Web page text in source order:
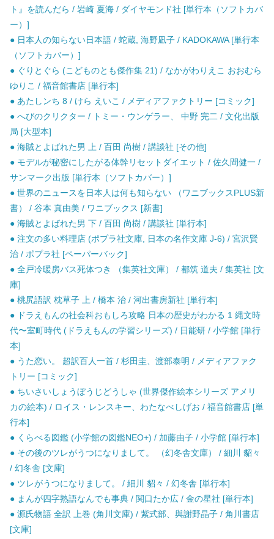
ト』を読んだら / 岩崎 夏海 / ダイヤモンド社 [単行本（ソフトカバ
ー）]
● 日本人の知らない日本語 / 蛇蔵, 海野凪子 / KADOKAWA [単行本
（ソフトカバー）]
● ぐりとぐら (こどものとも傑作集 21) / なかがわりえこ おおむら
ゆりこ / 福音館書店 [単行本]
● あたしンち 8 / けら えいこ / メディアファクトリー [コミック]
● へびのクリクター / トミー・ウンゲラー、 中野 完二 / 文化出版
局 [大型本]
● 海賊とよばれた男 上 / 百田 尚樹 / 講談社 [その他]
● モデルが秘密にしたがる体幹リセットダイエット / 佐久間健一 /
サンマーク出版 [単行本（ソフトカバー）]
● 世界のニュースを日本人は何も知らない （ワニブックスPLUS新
書） / 谷本 真由美 / ワニブックス [新書]
● 海賊とよばれた男 下 / 百田 尚樹 / 講談社 [単行本]
● 注文の多い料理店 (ポプラ社文庫, 日本の名作文庫 J-6) / 宮沢賢
治 / ポプラ社 [ペーパーバック]
● 全戸冷暖房バス死体つき （集英社文庫） / 都筑 道夫 / 集英社 [文
庫]
● 桃尻語訳 枕草子 上 / 橋本 治 / 河出書房新社 [単行本]
● ドラえもんの社会科おもしろ攻略 日本の歴史がわかる 1 縄文時
代〜室町時代 (ドラえもんの学習シリーズ) / 日能研 / 小学館 [単行
本]
● うた恋い。 超訳百人一首 / 杉田圭、渡部泰明 / メディアファク
トリー [コミック]
● ちいさいしょうぼうじどうしゃ (世界傑作絵本シリーズ アメリ
カの絵本) / ロイス・レンスキー、わたなべしげお / 福音館書店 [単
行本]
● くらべる図鑑 (小学館の図鑑NEO+) / 加藤由子 / 小学館 [単行本]
● その後のツレがうつになりまして。 （幻冬舎文庫） / 細川 貂々
/ 幻冬舎 [文庫]
● ツレがうつになりまして。 / 細川 貂々 / 幻冬舎 [単行本]
● まんが四字熟語なんでも事典 / 関口たか広 / 金の星社 [単行本]
● 源氏物語 全訳 上巻 (角川文庫) / 紫式部、與謝野晶子 / 角川書店
[文庫]